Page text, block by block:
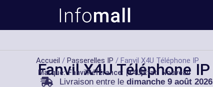
Accueil / Passerelles IP / Fanvil X4U Téléphone IP
Fanvil X4U Téléphone IP
Marque:FanvilRéférance: [X4U]État: Nouveau
Livraison entre ledimanche 9 août 2026